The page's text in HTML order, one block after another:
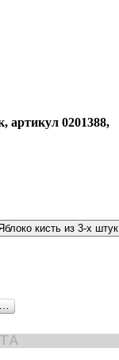
артикул 0201388,